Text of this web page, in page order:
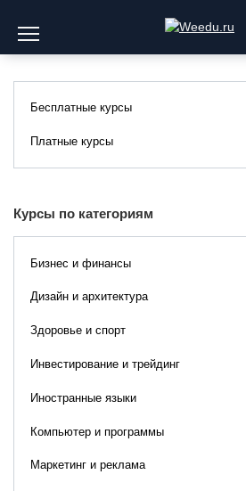
содержанию
Бесплатные курсы
Платные курсы
Курсы по категориям
Бизнес и финансы
Дизайн и архитектура
Здоровье и спорт
Инвестирование и трейдинг
Иностранные языки
Компьютер и программы
Маркетинг и реклама